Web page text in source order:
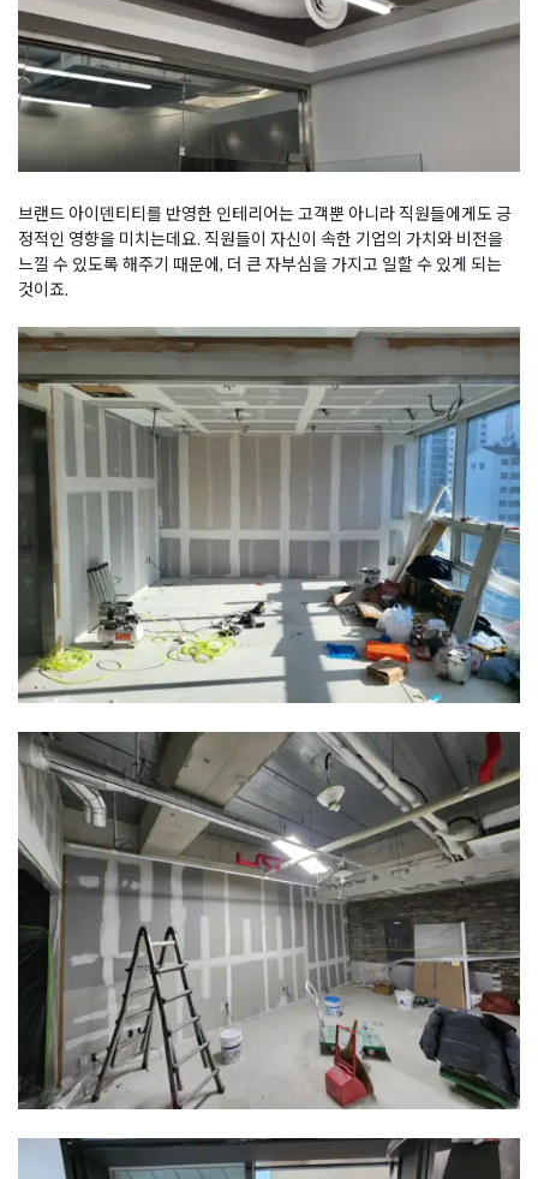
브랜드 아이덴티티를 반영한 인테리어는 고객뿐 아니라 직원들에게도 긍
정적인 영향을 미치는데요. 직원들이 자신이 속한 기업의 가치와 비전을
느낄 수 있도록 해주기 때문에, 더 큰 자부심을 가지고 일할 수 있게 되는
것이죠.